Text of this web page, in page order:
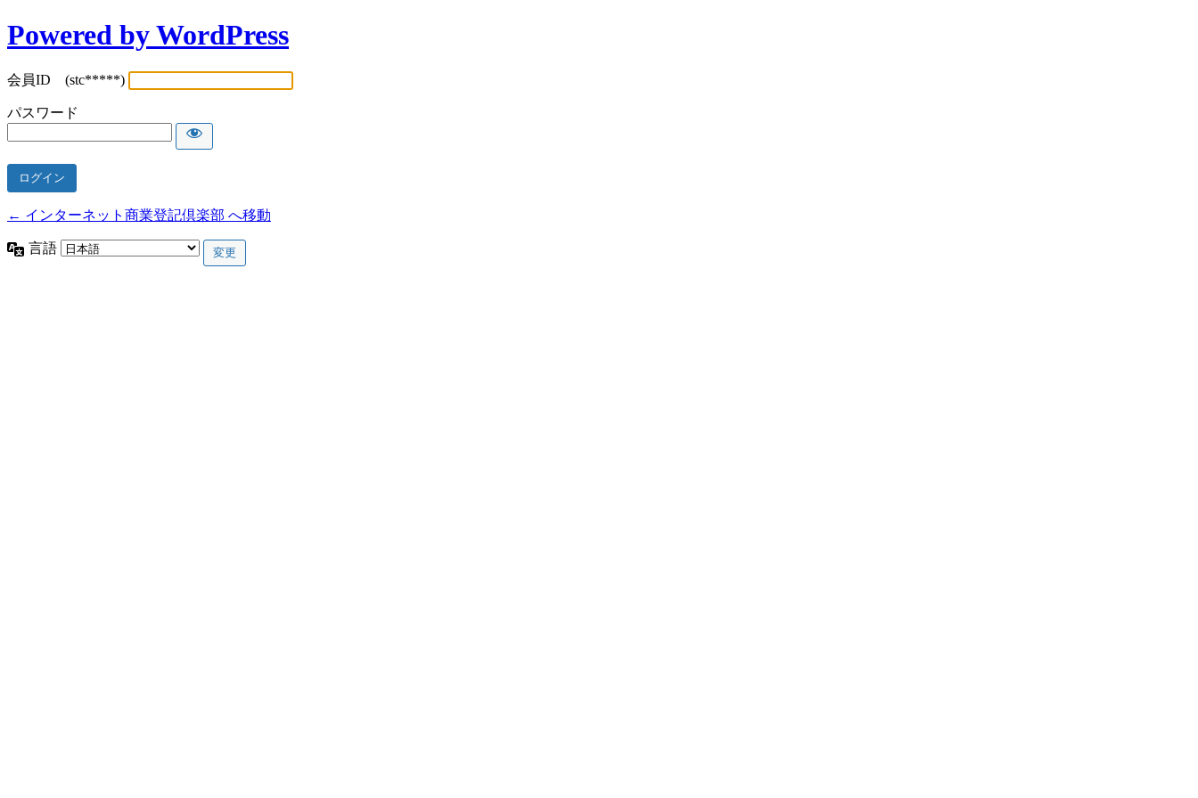
Powered by WordPress
会員ID (stc*****)
パスワード
← インターネット商業登記倶楽部 へ移動
言語